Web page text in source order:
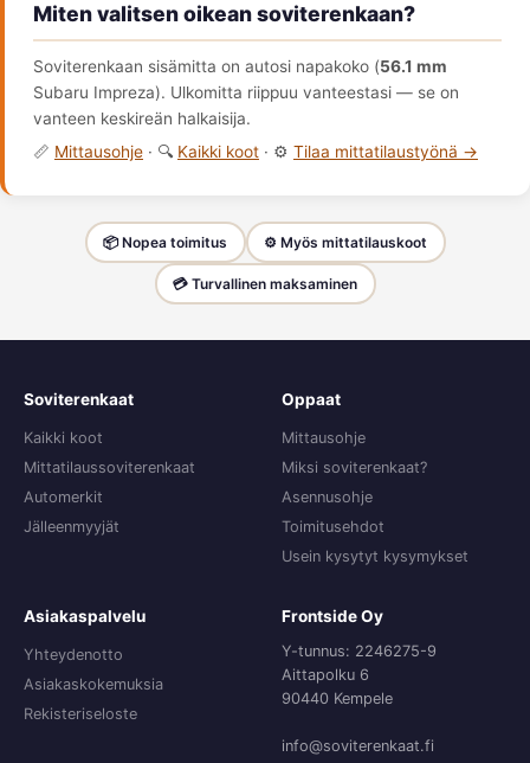
Miten valitsen oikean soviterenkaan?
Soviterenkaan sisämitta on autosi napakoko (56.1 mm
Subaru Impreza). Ulkomitta riippuu vanteestasi — se on
vanteen keskireän halkaisija.
📏 Mittausohje · 🔍 Kaikki koot · ⚙️ Tilaa mittatilaustyönä →
📦 Nopea toimitus ⚙️ Myös mittatilauskoot
💳 Turvallinen maksaminen
Soviterenkaat
Kaikki koot
Mittatilaussoviterenkaat
Automerkit
Jälleenmyyjät
Oppaat
Mittausohje
Miksi soviterenkaat?
Asennusohje
Toimitusehdot
Usein kysytyt kysymykset
Asiakaspalvelu
Yhteydenotto
Asiakaskokemuksia
Rekisteriseloste
Frontside Oy
Y-tunnus: 2246275-9
Aittapolku 6
90440 Kempele
info@soviterenkaat.fi